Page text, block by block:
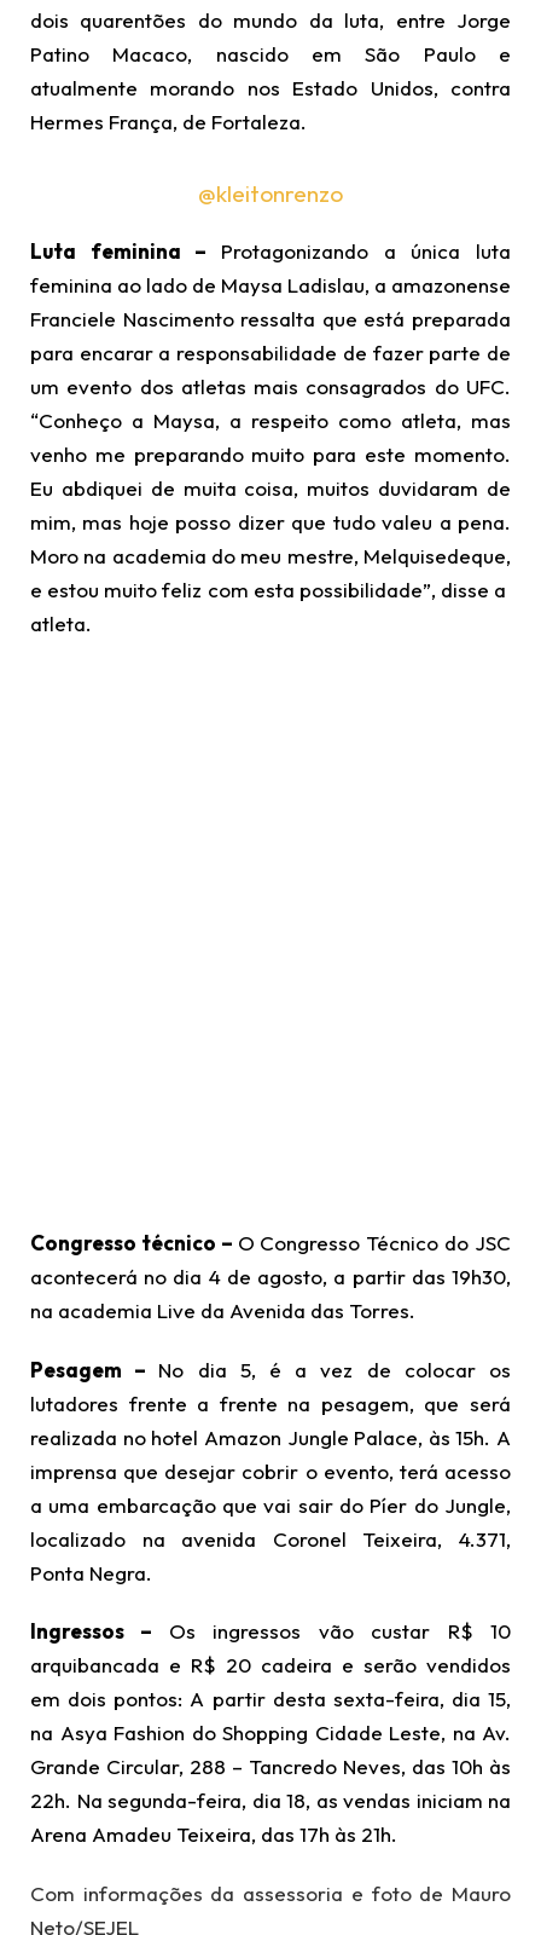
dois quarentões do mundo da luta, entre Jorge
Patino Macaco, nascido em São Paulo e
atualmente morando nos Estado Unidos, contra
Hermes França, de Fortaleza.
@kleitonrenzo
Luta feminina – Protagonizando a única luta
feminina ao lado de Maysa Ladislau, a amazonense
Franciele Nascimento ressalta que está preparada
para encarar a responsabilidade de fazer parte de
um evento dos atletas mais consagrados do UFC.
“Conheço a Maysa, a respeito como atleta, mas
venho me preparando muito para este momento.
Eu abdiquei de muita coisa, muitos duvidaram de
mim, mas hoje posso dizer que tudo valeu a pena.
Moro na academia do meu mestre, Melquisedeque,
e estou muito feliz com esta possibilidade”, disse a
atleta.
Congresso técnico – O Congresso Técnico do JSC
acontecerá no dia 4 de agosto, a partir das 19h30,
na academia Live da Avenida das Torres.
Pesagem – No dia 5, é a vez de colocar os
lutadores frente a frente na pesagem, que será
realizada no hotel Amazon Jungle Palace, às 15h. A
imprensa que desejar cobrir o evento, terá acesso
a uma embarcação que vai sair do Píer do Jungle,
localizado na avenida Coronel Teixeira, 4.371,
Ponta Negra.
Ingressos – Os ingressos vão custar R$ 10
arquibancada e R$ 20 cadeira e serão vendidos
em dois pontos: A partir desta sexta-feira, dia 15,
na Asya Fashion do Shopping Cidade Leste, na Av.
Grande Circular, 288 – Tancredo Neves, das 10h às
22h. Na segunda-feira, dia 18, as vendas iniciam na
Arena Amadeu Teixeira, das 17h às 21h.
Com informações da assessoria e foto de Mauro
Neto/SEJEL